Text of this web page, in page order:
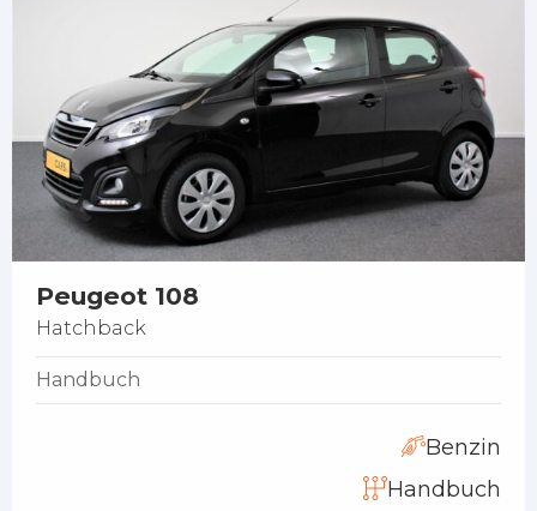
Peugeot 108
Hatchback
Handbuch
Benzin
Handbuch